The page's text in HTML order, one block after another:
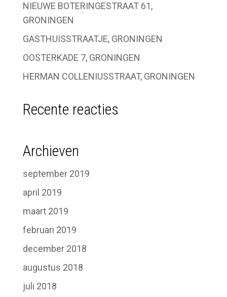
NIEUWE BOTERINGESTRAAT 61,
GRONINGEN
GASTHUISSTRAATJE, GRONINGEN
OOSTERKADE 7, GRONINGEN
HERMAN COLLENIUSSTRAAT, GRONINGEN
Recente reacties
Archieven
september 2019
april 2019
maart 2019
februari 2019
december 2018
augustus 2018
juli 2018